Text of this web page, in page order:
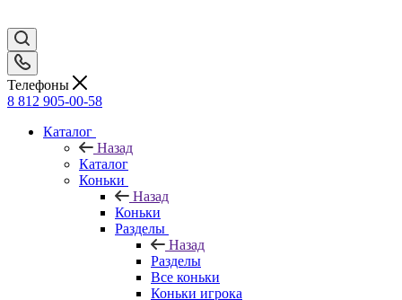
Телефоны
8 812 905-00-58
Каталог
Назад
Каталог
Коньки
Назад
Коньки
Разделы
Назад
Разделы
Все коньки
Коньки игрока